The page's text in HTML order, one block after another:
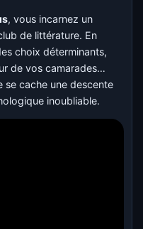
, vous incarnez un
de littérature. En
choix déterminants,
de vos camarades…
se cache une descente
inoubliable.